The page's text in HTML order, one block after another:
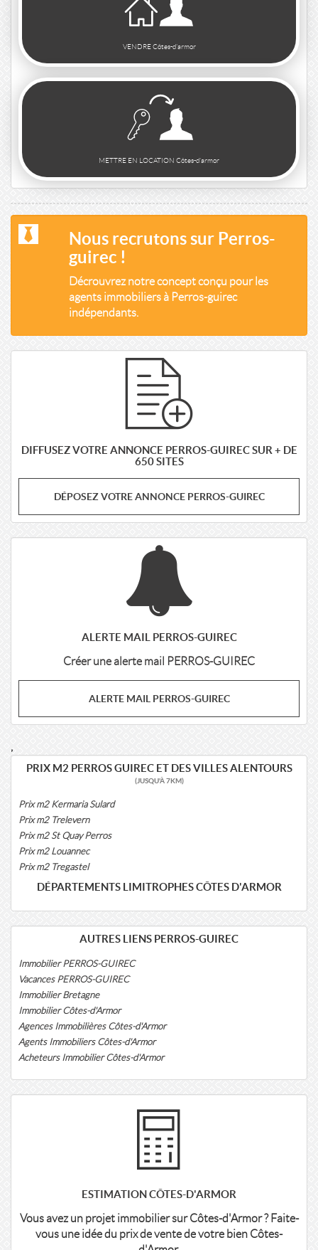
VENDRE Côtes-d'armor
METTRE EN LOCATION Côtes-d'armor
Nous recrutons sur Perros-
guirec !
Décrouvrez notre concept conçu pour les
agents immobiliers à Perros-guirec
indépendants.
DIFFUSEZ VOTRE ANNONCE PERROS-GUIREC SUR + DE
650 SITES
DÉPOSEZ VOTRE ANNONCE PERROS-GUIREC
ALERTE MAIL PERROS-GUIREC
Créer une alerte mail PERROS-GUIREC
ALERTE MAIL PERROS-GUIREC
,
PRIX M2 PERROS GUIREC ET DES VILLES ALENTOURS
(JUSQU'À 7KM)
Prix m2 Kermaria Sulard
Prix m2 Trelevern
Prix m2 St Quay Perros
Prix m2 Louannec
Prix m2 Tregastel
DÉPARTEMENTS LIMITROPHES CÔTES D'ARMOR
AUTRES LIENS PERROS-GUIREC
Immobilier PERROS-GUIREC
Vacances PERROS-GUIREC
Immobilier Bretagne
Immobilier Côtes-d'Armor
Agences Immobilières Côtes-d'Armor
Agents Immobiliers Côtes-d'Armor
Acheteurs Immobilier Côtes-d'Armor
ESTIMATION CÔTES-D'ARMOR
Vous avez un projet immobilier sur Côtes-d'Armor ? Faite-
vous une idée du prix de vente de votre bien Côtes-